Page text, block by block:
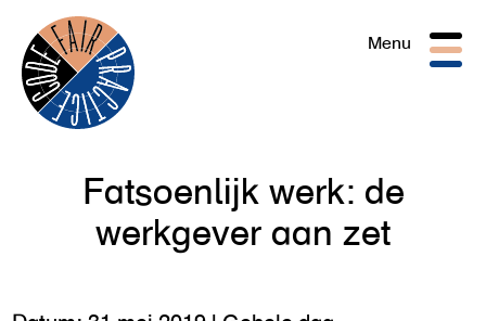
Menu
Fatsoenlijk werk: de
werkgever aan zet